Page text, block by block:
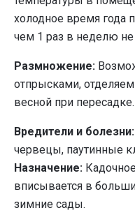
холодное время года
чем 1 раз в неделю не
Размножение:
отпрысками,
весной при пересадке.
Вредители и болезни:
червецы, паутинные
Назначение:
вписывается в
зимние сады.